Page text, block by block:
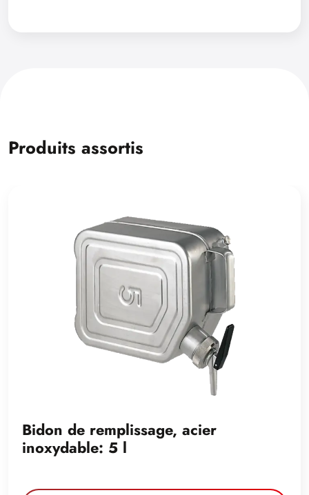
Produits assortis
Bidon de remplissage, acier
inoxydable: 5 l